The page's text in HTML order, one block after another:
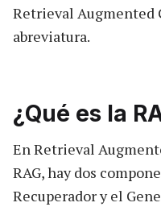
Retrieval Augmented
abreviatura.
¿Qué es la
En Retrieval
RAG, hay dos
Recuperador y el